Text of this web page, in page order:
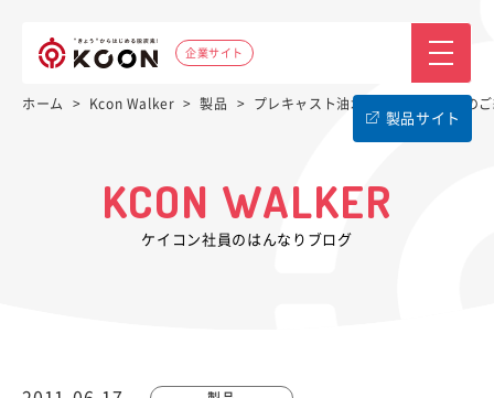
企業サイト
製品サイト
ホーム > Kcon Walker > 製品 > プレキャスト油水分離桝『save』の
KCON WALKER
ケイコン社員のはんなりブログ